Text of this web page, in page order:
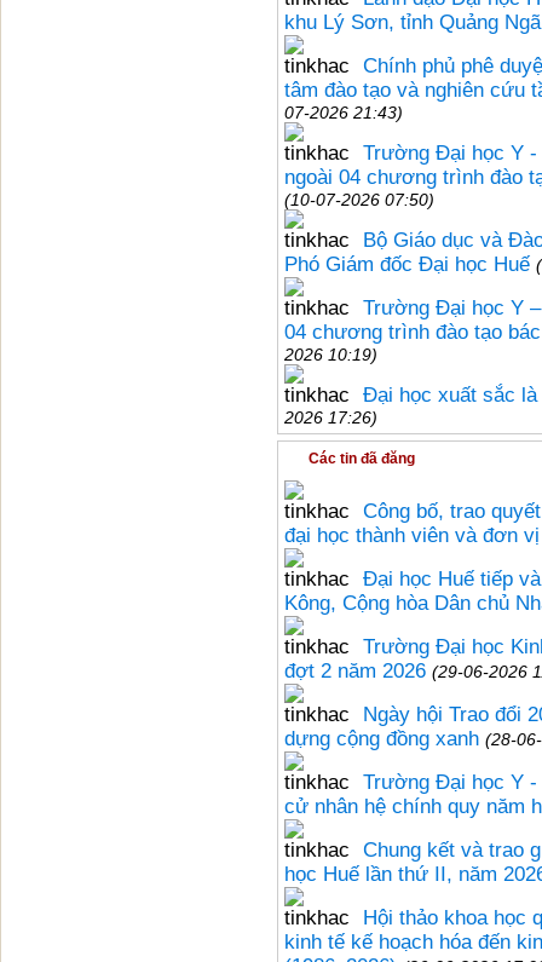
khu Lý Sơn, tỉnh Quảng
Chính phủ phê
tâm đào tạo và nghiên cứu
07-2026 21:43)
Trường Đại học Y
ngoài 04 chương trình đào
(10-07-2026 07:50)
Bộ Giáo dục và
Phó Giám đốc Đại học Huế
Trường Đại học Y
04 chương trình đào tạo
2026 10:19)
Đại học xuất sắc
2026 17:26)
Các tin đã đăng
Công bố, trao
đại học thành viên và đơn
Đại học Huế tiếp
Kông, Cộng hòa Dân chủ
Trường Đại học
đợt 2 năm 2026 (29-06-2026
Ngày hội Trao đổi
dựng cộng đồng xanh (28-
Trường Đại học Y
cử nhân hệ chính quy năm
Chung kết và trao
học Huế lần thứ II, năm
Hội thảo khoa học
kinh tế kế hoạch hóa đến